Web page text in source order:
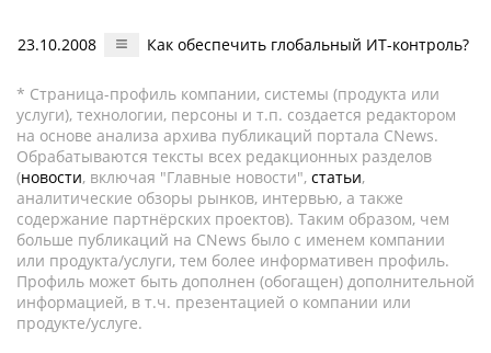
23.10.2008 Как обеспечить глобальный ИТ-контроль?
* Страница-профиль компании, системы (продукта или
услуги), технологии, персоны и т.п. создается редактором
на основе анализа архива публикаций портала CNews.
Обрабатываются тексты всех редакционных разделов
(новости, включая "Главные новости", статьи,
аналитические обзоры рынков, интервью, а также
содержание партнёрских проектов). Таким образом, чем
больше публикаций на CNews было с именем компании
или продукта/услуги, тем более информативен профиль.
Профиль может быть дополнен (обогащен) дополнительной
информацией, в т.ч. презентацией о компании или
продукте/услуге.